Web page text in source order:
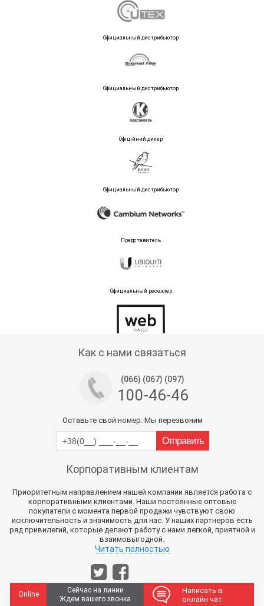
Официальный дистрибьютор
Официальный дистрибьютор
Офіційний дилер
Официальный дистрибьютор
Представитель
Официальный реселлер
Как с нами связаться
(066) (067) (097)
100-46-46
Оставьте свой номер. Мы перезвоним
Корпоративным клиентам
Приоритетным направлением нашей компании является работа с
корпоративными клиентами. Наши постоянные оптовые
покупатели с момента первой продажи чувствуют свою
исключительность и значимость для нас. У наших партнеров есть
ряд привилегий, которые делают работу с нами легкой, приятной и
взаимовыгодной.
Читать полностью
Online
Сейчас на линии
Ждем вашего звонка
Написать в
онлайн чат